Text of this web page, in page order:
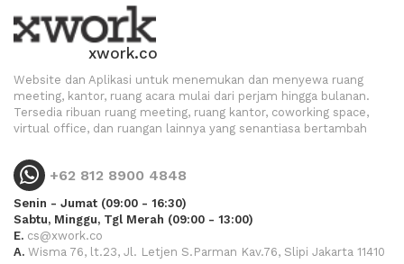
xwork.co
Website dan Aplikasi untuk menemukan dan menyewa ruang
meeting, kantor, ruang acara mulai dari perjam hingga bulanan.
Tersedia ribuan ruang meeting, ruang kantor, coworking space,
virtual office, dan ruangan lainnya yang senantiasa bertambah
+62 812 8900 4848
Senin - Jumat (09:00 - 16:30)
Sabtu, Minggu, Tgl Merah (09:00 - 13:00)
E. cs@xwork.co
A. Wisma 76, lt.23, Jl. Letjen S.Parman Kav.76, Slipi Jakarta 11410